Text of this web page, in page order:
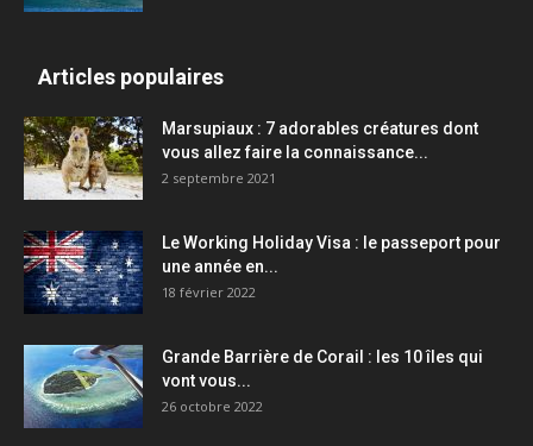
Articles populaires
Marsupiaux : 7 adorables créatures dont
vous allez faire la connaissance...
2 septembre 2021
Le Working Holiday Visa : le passeport pour
une année en...
18 février 2022
Grande Barrière de Corail : les 10 îles qui
vont vous...
26 octobre 2022